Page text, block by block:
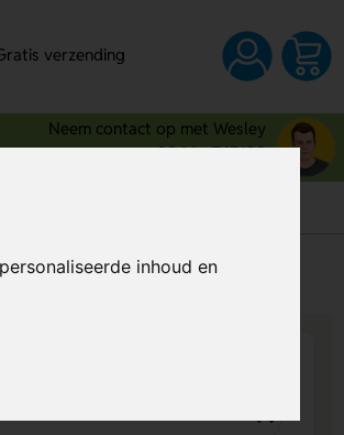
inhoud en
verzending
Neem contact op met Wesley
0344 - 745109
stuk (excl. BTW)